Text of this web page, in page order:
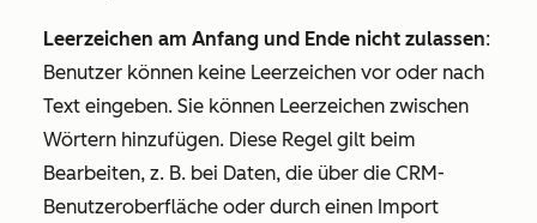
Leerzeichen am Anfang und Ende nicht zulassen:
Benutzer können keine Leerzeichen vor oder nach
Text eingeben. Sie können Leerzeichen zwischen
Wörtern hinzufügen. Diese Regel gilt beim
Bearbeiten, z. B. bei Daten, die über die CRM-
Benutzeroberfläche oder durch einen Import